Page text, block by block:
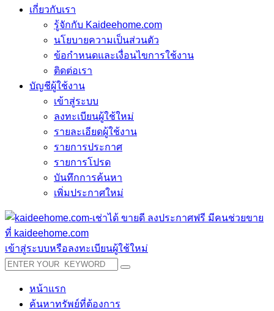
เกี่ยวกับเรา
รู้จักกับ Kaideehome.com
นโยบายความเป็นส่วนตัว
ข้อกำหนดและเงื่อนไขการใช้งาน
ติดต่อเรา
บัญชีผู้ใช้งาน
เข้าสู่ระบบ
ลงทะเบียนผู้ใช้ใหม่
รายละเอียดผู้ใช้งาน
รายการประกาศ
รายการโปรด
บันทึกการค้นหา
เพิ่มประกาศใหม่
เข้าสู่ระบบหรือลงทะเบียนผู้ใช้ใหม่
หน้าแรก
ค้นหาทรัพย์ที่ต้องการ